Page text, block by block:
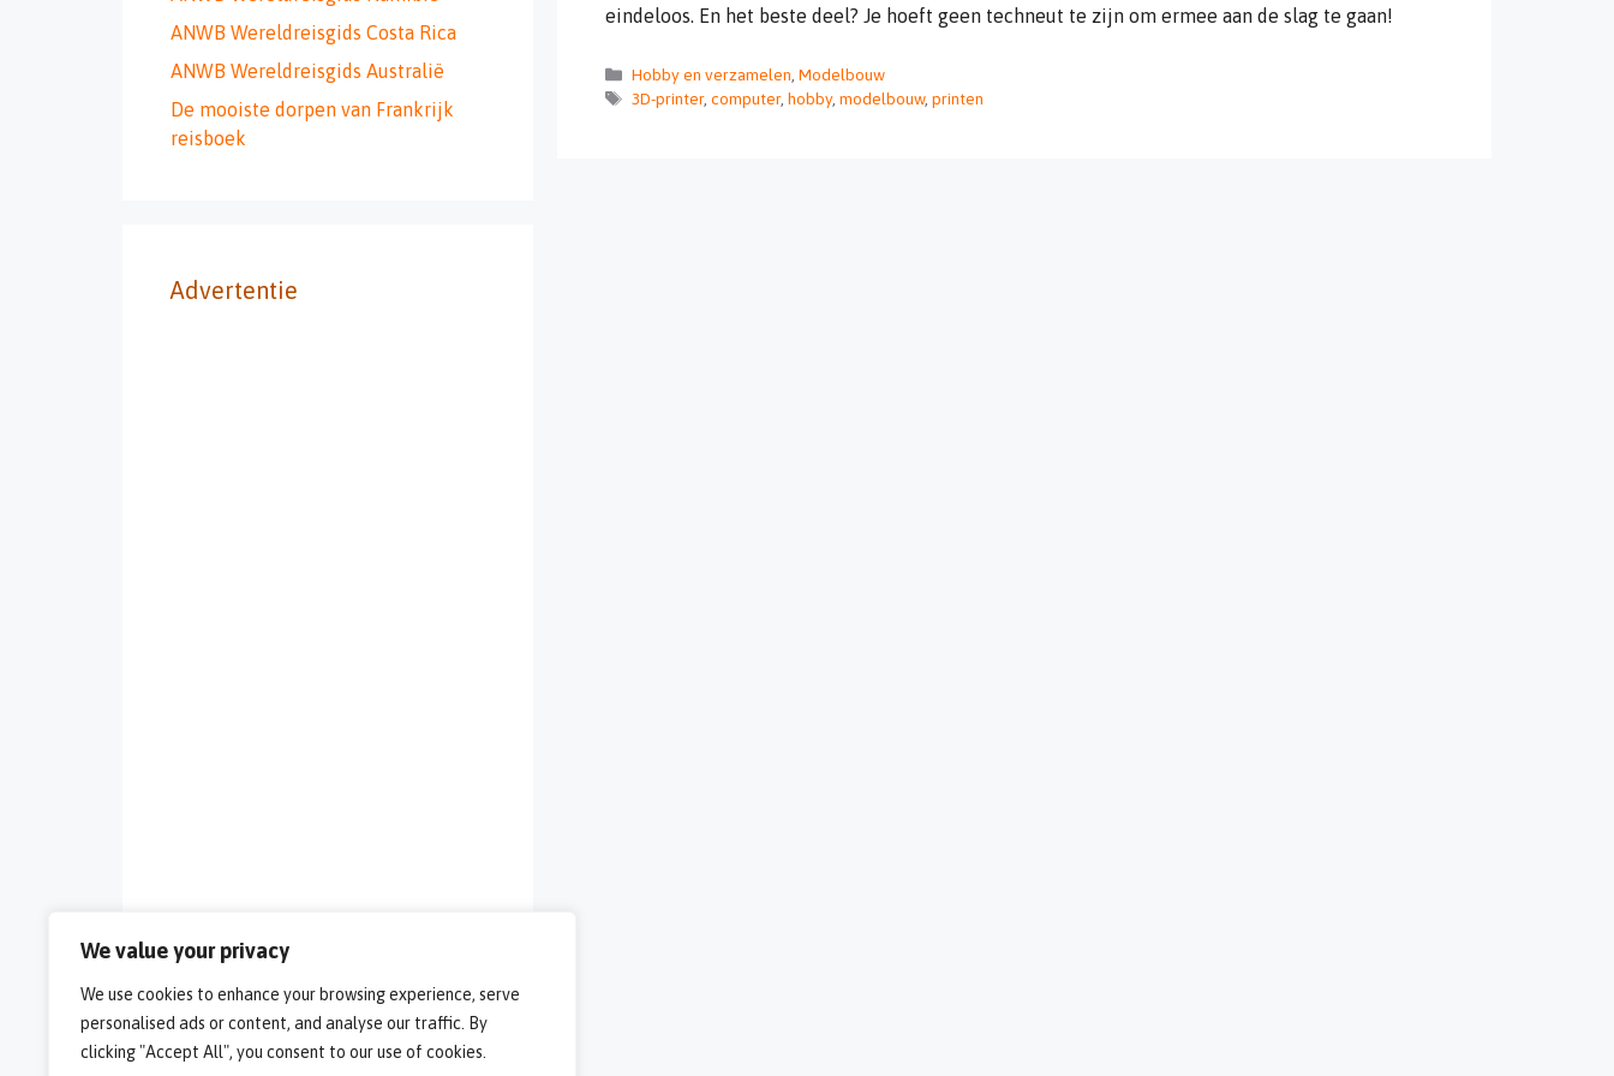
We value your privacy
We use cookies to enhance your browsing experience, serve
personalised ads or content, and analyse our traffic. By
clicking "Accept All", you consent to our use of cookies.
eindeloos. En het beste deel? Je hoeft geen techneut te zijn om ermee aan de slag te gaan!
Categorieën
Hobby en verzamelen Modelbouw
Tags
3D-printer, computer, hobby, modelbouw, printen
ANWB Wereldreisgids Costa Rica
ANWB Wereldreisgids Australië
De mooiste dorpen van Frankrijk
reisboek
Advertentie